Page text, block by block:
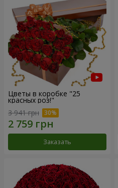
Цветы в коробке "25
красных роз!"
3 941 грн
Заказать